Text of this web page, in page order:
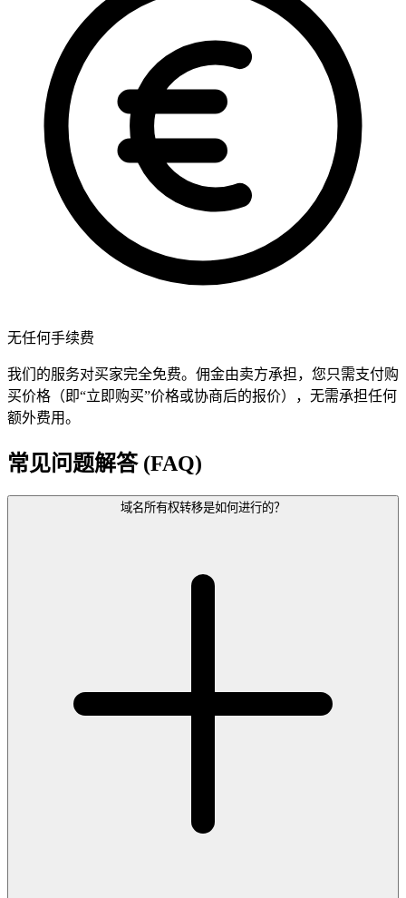
无任何手续费
我们的服务对买家完全免费。佣金由卖方承担，您只需支付购
买价格（即“立即购买”价格或协商后的报价），无需承担任何
额外费用。
常见问题解答 (FAQ)
域名所有权转移是如何进行的？